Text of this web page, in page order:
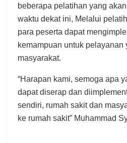
beberapa pelatihan yang
waktu dekat ini, Melalui
para peserta dapat
kemampuan untuk pelayanan
masyarakat.
“Harapan kami, semoga apa
dapat diserap dan
sendiri, rumah sakit dan
ke rumah sakit” Muhammad